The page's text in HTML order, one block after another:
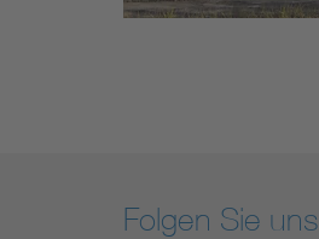
Folgen Sie uns